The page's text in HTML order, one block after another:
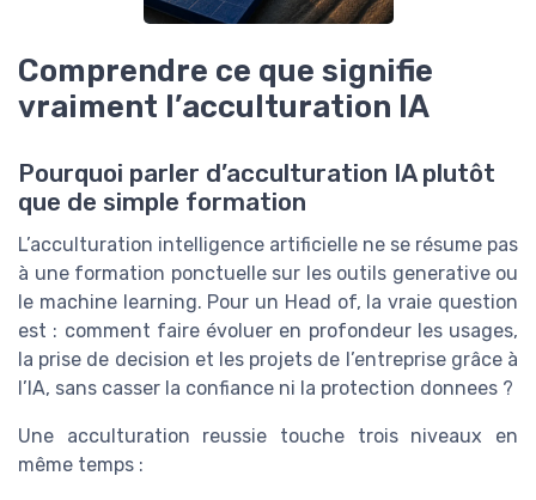
Comprendre ce que signifie
vraiment l’acculturation IA
Pourquoi parler d’acculturation IA plutôt
que de simple formation
L’acculturation intelligence artificielle ne se résume pas
à une formation ponctuelle sur les outils generative ou
le machine learning. Pour un Head of, la vraie question
est : comment faire évoluer en profondeur les usages,
la prise de decision et les projets de l’entreprise grâce à
l’IA, sans casser la confiance ni la protection donnees ?
Une acculturation reussie touche trois niveaux en
même temps :